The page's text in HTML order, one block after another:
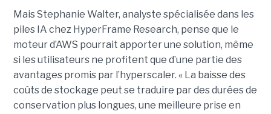
Mais Stephanie Walter, analyste spécialisée dans les
piles IA chez HyperFrame Research, pense que le
moteur d’AWS pourrait apporter une solution, même
si les utilisateurs ne profitent que d’une partie des
avantages promis par l’hyperscaler. « La baisse des
coûts de stockage peut se traduire par des durées de
conservation plus longues, une meilleure prise en